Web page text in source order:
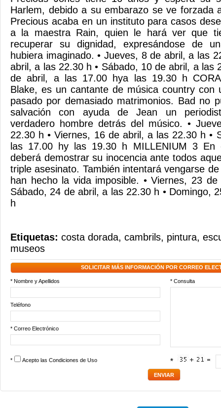
Etiquetas: costa dorada, cambrils, pintura,
museos
SOLICITAR MÁS INFORMACIÓN POR CORREO
* Nombre y Apellidos * Consulta
Teléfono
* Correo Electrónico
* Acepto las Condiciones de Uso *